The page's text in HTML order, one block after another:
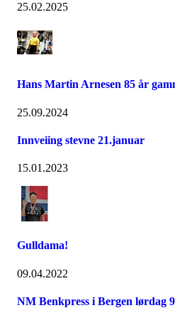
25.02.2025
Hans Martin Arnesen 85 år
25.09.2024
Innveiing stevne 21.januar
15.01.2023
Gulldama!
09.04.2022
NM Benkpress i Bergen lørdag